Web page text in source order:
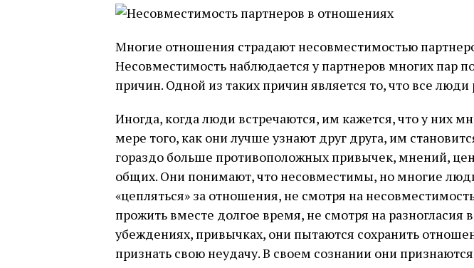
Многие отношения страдают несовместимостью
Несовместимость наблюдается у партнеров многих пар
причин. Одной из таких причин является то, что все люди
Иногда, когда люди встречаются, им кажется, что у них
мере того, как они лучше узнают друг друга, им
гораздо больше противоположных привычек, мнений,
общих. Они понимают, что несовместимы, но многие
«цепляться» за отношения, не смотря на
прожить вместе долгое время, не смотря на разногласия
убеждениях, привычках, они пытаются сохранить
признать свою неудачу. В своем сознании они